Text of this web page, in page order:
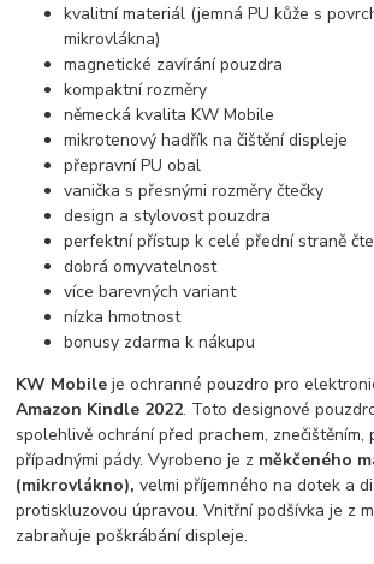
kvalitní materiál (jemná PU kůže s
mikrovlákna)
magnetické zavírání pouzdra
kompaktní rozměry
německá kvalita KW Mobile
mikrotenový hadřík na čištění displeje
přepravní PU obal
vanička s přesnými rozměry čtečky
design a stylovost pouzdra
perfektní přístup k celé přední straně
dobrá omyvatelnost
více barevných variant
nízka hmotnost
bonusy zdarma k nákupu
KW Mobile je ochranné pouzdro pro
Amazon Kindle 2022. Toto designové
spolehlivě ochrání před prachem, znečištěním,
případnými pády. Vyrobeno je z měkčeného
(mikrovlákno), velmi příjemného na dotek a
protiskluzovou úpravou. Vnitřní podšívka je z
zabraňuje poškrábání displeje.